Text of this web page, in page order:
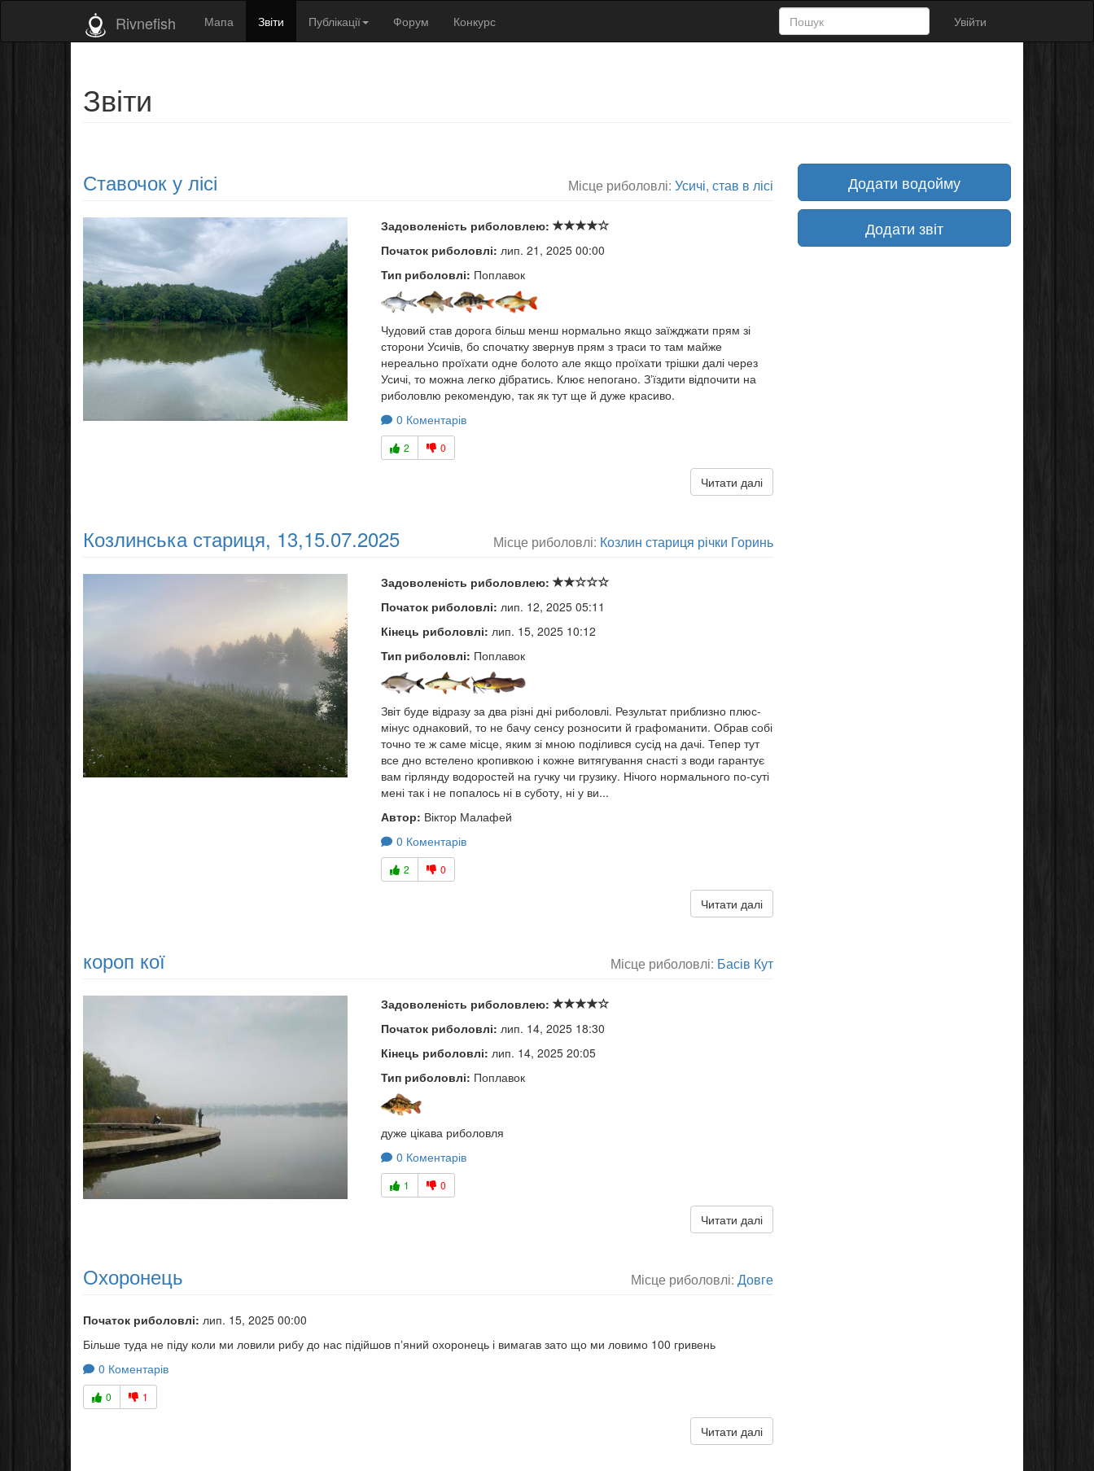
Rivnefish Мапа Звіти Публікації Форум Конкурс Увійти
Звіти
Ставочок у лісі Місце риболовлі: Усичі, став в лісі
Задоволеність риболовлею:
Початок риболовлі: лип. 21, 2025 00:00
Тип риболовлі: Поплавок
Чудовий став дорога більш менш нормально якщо заїжджати прям зі
сторони Усичів, бо спочатку звернув прям з траси то там майже
нереально проїхати одне болото але якщо проїхати трішки далі через
Усичі, то можна легко дібратись. Клює непогано. Зʼїздити відпочити на
риболовлю рекомендую, так як тут ще й дуже красиво.
0 Коментарів
2 0
Читати далі
Козлинська стариця, 13,15.07.2025 Місце риболовлі: Козлин стариця річки Горинь
Задоволеність риболовлею:
Початок риболовлі: лип. 12, 2025 05:11
Кінець риболовлі: лип. 15, 2025 10:12
Тип риболовлі: Поплавок
Звіт буде відразу за два різні дні риболовлі. Результат приблизно плюс-
мінус однаковий, то не бачу сенсу розносити й графоманити. Обрав собі
точно те ж саме місце, яким зі мною поділився сусід на дачі. Тепер тут
все дно встелено кропивкою і кожне витягування снасті з води гарантує
вам гірлянду водоростей на гучку чи грузику. Нічого нормального по-суті
мені так і не попалось ні в суботу, ні у ви...
Автор: Віктор Малафей
0 Коментарів
2 0
Читати далі
короп кої Місце риболовлі: Басів Кут
Задоволеність риболовлею:
Початок риболовлі: лип. 14, 2025 18:30
Кінець риболовлі: лип. 14, 2025 20:05
Тип риболовлі: Поплавок
дуже цікава риболовля
0 Коментарів
1 0
Читати далі
Охоронець Місце риболовлі: Довге
Початок риболовлі: лип. 15, 2025 00:00
Більше туда не піду коли ми ловили рибу до нас підійшов пʼяний охоронець і вимагав зато що ми ловимо 100 гривень
0 Коментарів
0 1
Читати далі
Додати водойму
Додати звіт